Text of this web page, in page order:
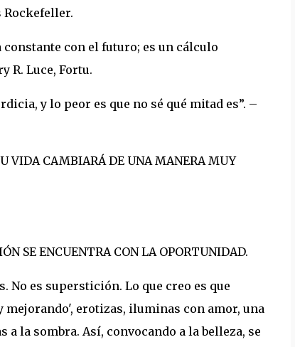
Rockefeller.
con el futuro; es un cálculo
R. Luce, Fortu.
y lo peor es que no sé qué mitad es”. –
VIDA CAMBIARÁ DE UNA MANERA MUY
SE ENCUENTRA CON LA OPORTUNIDAD.
No es superstición. Lo que creo es que
mejorando', erotizas, iluminas con amor, una
la sombra. Así, convocando a la belleza, se